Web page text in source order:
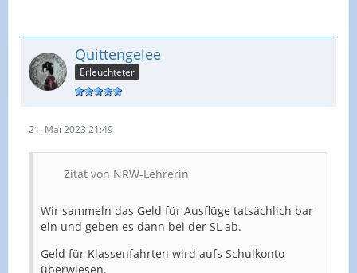
Quittengelee
Erleuchteter
21. Mai 2023 21:49
Zitat von NRW-Lehrerin
Wir sammeln das Geld für Ausflüge tatsächlich bar
ein und geben es dann bei der SL ab.
Geld für Klassenfahrten wird aufs Schulkonto
überwiesen.